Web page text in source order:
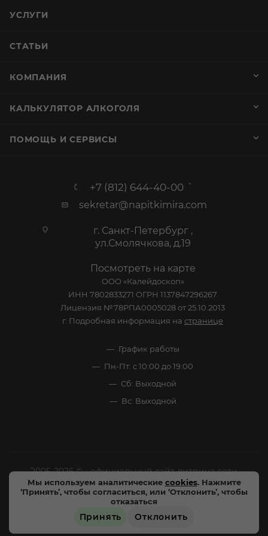
Мы используем аналитические cookies. Нажмите
‘Принять’, чтобы согласиться, или ‘Отклонить’, чтобы
отказаться
Принять Отклонить
УСЛУГИ
СТАТЬИ
КОМПАНИЯ
КАЛЬКУЛЯТОР АЛКОГОЛЯ
ПОМОЩЬ И СЕРВИСЫ
+7 (812) 644-40-00
sekretar@napitkimira.com
г. Санкт-Петербург ,
ул.Смолячкова, д.19
Посмотреть на карте
ООО «Калейдоскоп»
ИНН 7802833271 ОГРН 1137847296267
Лицензия №78РПА0005028 от 25.10.2013
г. Подробная информация на странице
График работы
Пн-Пт: с 10:00 до 19:00
Сб: Выходной
Вс: Выходной
2005-2026 © - официальный сайт-витрина сети
специализированных напитков "Калейдоскоп Напитков
Мира". Все права защищены.